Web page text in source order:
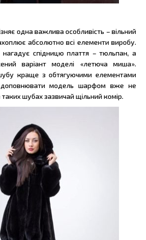
одна важлива особливість – вільний
абсолютно всі елементи виробу.
спідницю плаття – тюльпан, а
варіант моделі «летюча миша».
краще з обтягуючими елементами
модель шарфом вже не
шубах зазвичай щільний комір.